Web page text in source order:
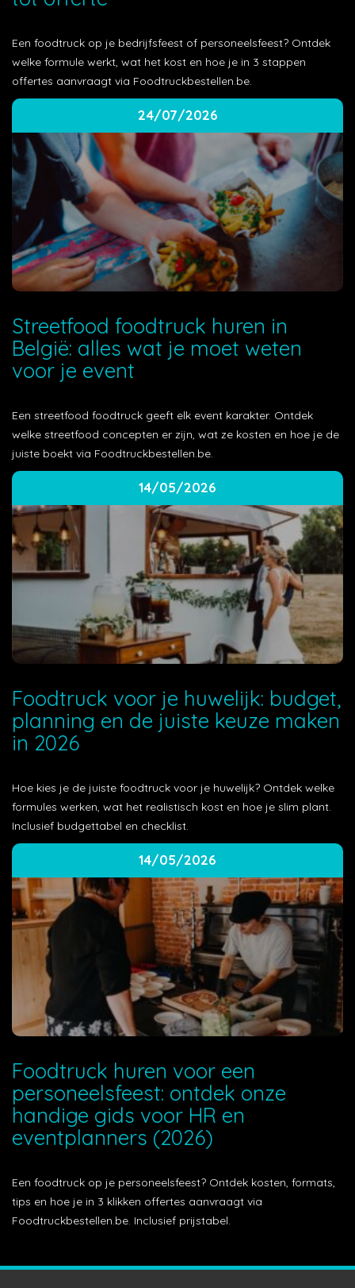
Een foodtruck op je bedrijfsfeest of personeelsfeest? Ontdek
welke formule werkt, wat het kost en hoe je in 3 stappen
offertes aanvraagt via Foodtruckbestellen.be.
24/07/2026
Streetfood foodtruck huren in
België: alles wat je moet weten
voor je event
Een streetfood foodtruck geeft elk event karakter. Ontdek
welke streetfood concepten er zijn, wat ze kosten en hoe je de
juiste boekt via Foodtruckbestellen.be.
14/05/2026
Foodtruck voor je huwelijk: budget,
planning en de juiste keuze maken
in 2026
Hoe kies je de juiste foodtruck voor je huwelijk? Ontdek welke
formules werken, wat het realistisch kost en hoe je slim plant.
Inclusief budgettabel en checklist.
14/05/2026
Foodtruck huren voor een
personeelsfeest: ontdek onze
handige gids voor HR en
eventplanners (2026)
Een foodtruck op je personeelsfeest? Ontdek kosten, formats,
tips en hoe je in 3 klikken offertes aanvraagt via
Foodtruckbestellen.be. Inclusief prijstabel.